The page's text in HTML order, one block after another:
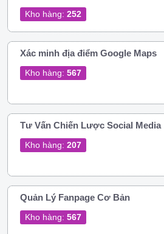
Kho hàng: 252
Xác minh địa điểm Google Maps
Kho hàng: 567
Tư Vấn Chiến Lược Social Media
Kho hàng: 207
Quản Lý Fanpage Cơ Bản
Kho hàng: 567